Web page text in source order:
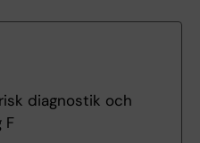
diagnostik och
F